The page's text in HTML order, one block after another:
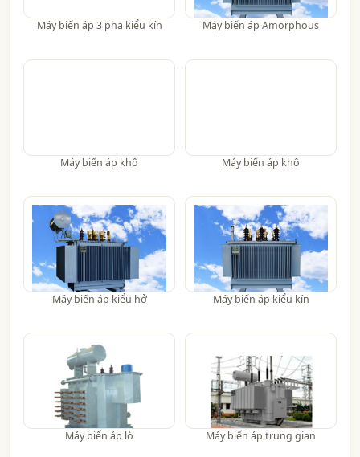
Máy biến áp 3 pha kiểu kín Máy biến áp Amorphous
Máy biến áp khô Máy biến áp khô
Máy biến áp kiểu hở Máy biến áp kiểu kín
Máy biến áp lò Máy biến áp trung gian